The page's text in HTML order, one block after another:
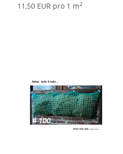
11,50 EUR pro 1 m2